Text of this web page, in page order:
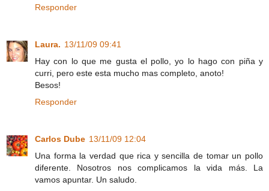
Responder
Laura. 13/11/09 09:41
Hay con lo que me gusta el pollo, yo lo hago con piña y
curri, pero este esta mucho mas completo, anoto!
Besos!
Responder
Carlos Dube 13/11/09 12:04
Una forma la verdad que rica y sencilla de tomar un pollo
diferente. Nosotros nos complicamos la vida más. La
vamos apuntar. Un saludo.